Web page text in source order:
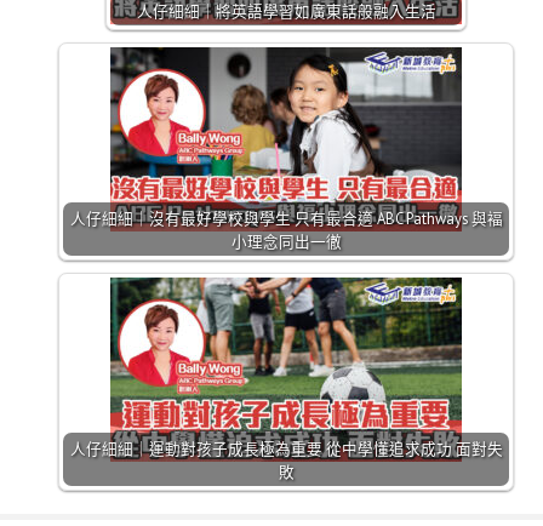
人仔細細｜將英語學習如廣東話般融入生活
人仔細細｜沒有最好學校與學生 只有最合適 ABC Pathways 與褔
小理念同出一徹
人仔細細｜運動對孩子成長極為重要 從中學懂追求成功 面對失
敗